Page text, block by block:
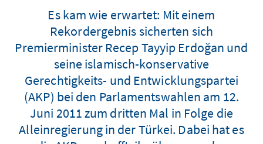
Es kam wie erwartet: Mit einem
Rekordergebnis sicherten sich
Premierminister Recep Tayyip Erdoğan und
seine islamisch-konservative
Gerechtigkeits- und Entwicklungspartei
(AKP) bei den Parlamentswahlen am 12.
Juni 2011 zum dritten Mal in Folge die
Alleinregierung in der Türkei. Dabei hat es